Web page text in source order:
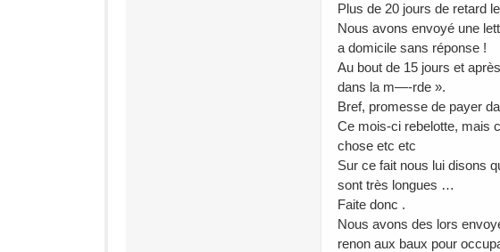
Plus de 20 jours de retard
Nous avons envoyé une
a domicile sans réponse !
Au bout de 15 jours et
dans la m—-rde ».
Bref, promesse de payer
Ce mois-ci rebelotte, mais
chose etc etc
Sur ce fait nous lui disons
sont très longues …
Faite donc .
Nous avons des lors
renon aux baux pour